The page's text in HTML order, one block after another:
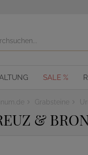
SALE %
Grabsteine
&